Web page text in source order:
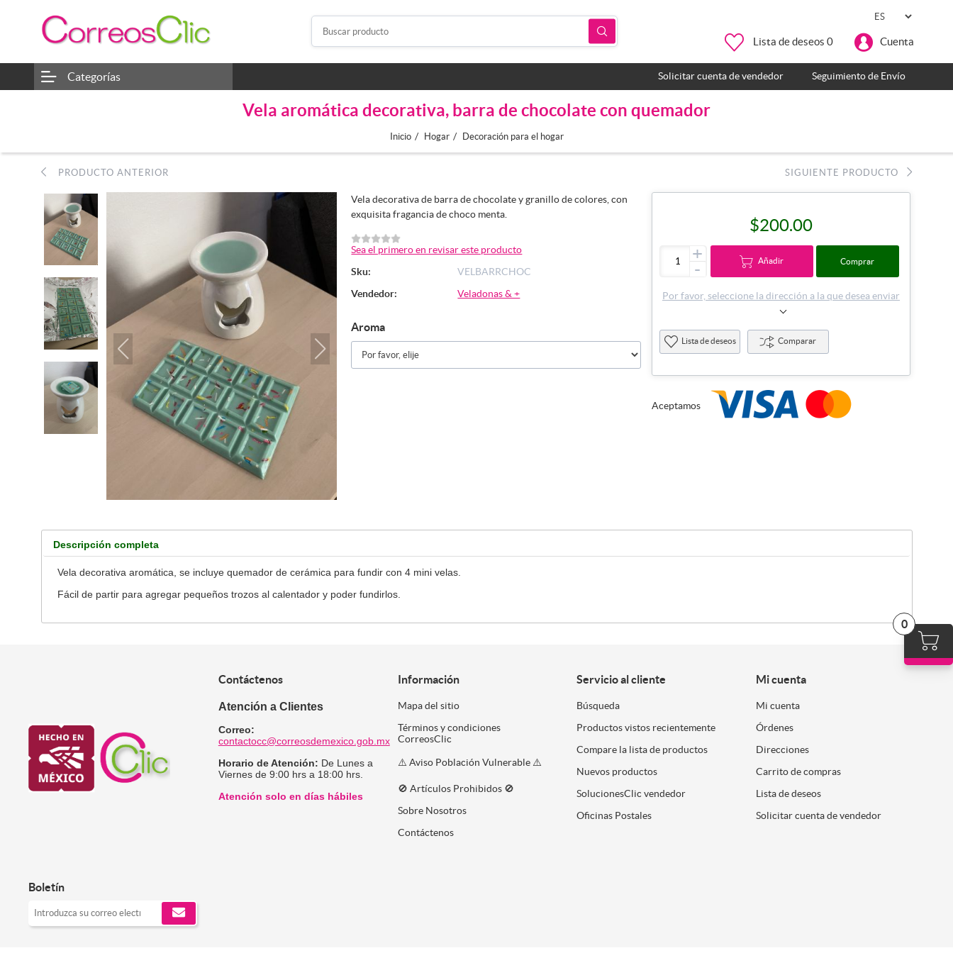
Lista de deseos 0 Cuenta
0
Categorías Solicitar cuenta de vendedor Seguimiento de Envío
Vela aromática decorativa, barra de chocolate con quemador
Inicio / Hogar / Decoración para el hogar
PRODUCTO ANTERIOR SIGUIENTE PRODUCTO
Vela decorativa de barra de chocolate y granillo de colores, con
exquisita fragancia de choco menta.
Sea el primero en revisar este producto
Sku:
VELBARRCHOC
Vendedor:
Veladonas & +
Aroma
$200.00
+
- Añadir Comprar
Por favor, seleccione la dirección a la que desea enviar
Lista de deseos Comparar
Aceptamos
Descripción completa
Vela decorativa aromática, se incluye quemador de cerámica para fundir con 4 mini velas.
Fácil de partir para agregar pequeños trozos al calentador y poder fundirlos.
Boletín
Contáctenos
Atención a Clientes
Correo:
contactocc@correosdemexico.gob.mx
Horario de Atención: De Lunes a
Viernes de 9:00 hrs a 18:00 hrs.
Atención solo en días hábiles
Información
Mapa del sitio
Términos y condiciones
CorreosClic
⚠️ Aviso Población Vulnerable ⚠️
🚫 Artículos Prohibidos 🚫
Sobre Nosotros
Contáctenos
Servicio al cliente
Búsqueda
Productos vistos recientemente
Compare la lista de productos
Nuevos productos
SolucionesClic vendedor
Oficinas Postales
Mi cuenta
Mi cuenta
Órdenes
Direcciones
Carrito de compras
Lista de deseos
Solicitar cuenta de vendedor